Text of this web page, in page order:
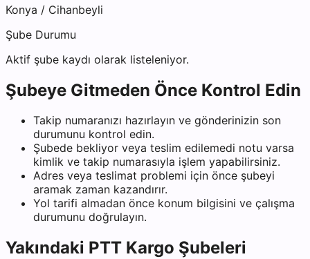
Konya / Cihanbeyli
Şube Durumu
Aktif şube kaydı olarak listeleniyor.
Şubeye Gitmeden Önce Kontrol Edin
Takip numaranızı hazırlayın ve gönderinizin son
durumunu kontrol edin.
Şubede bekliyor veya teslim edilemedi notu varsa
kimlik ve takip numarasıyla işlem yapabilirsiniz.
Adres veya teslimat problemi için önce şubeyi
aramak zaman kazandırır.
Yol tarifi almadan önce konum bilgisini ve çalışma
durumunu doğrulayın.
Yakındaki PTT Kargo Şubeleri